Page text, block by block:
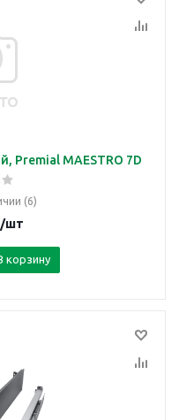
Premial MAESTRO 7D
(6)
/шт
корзину